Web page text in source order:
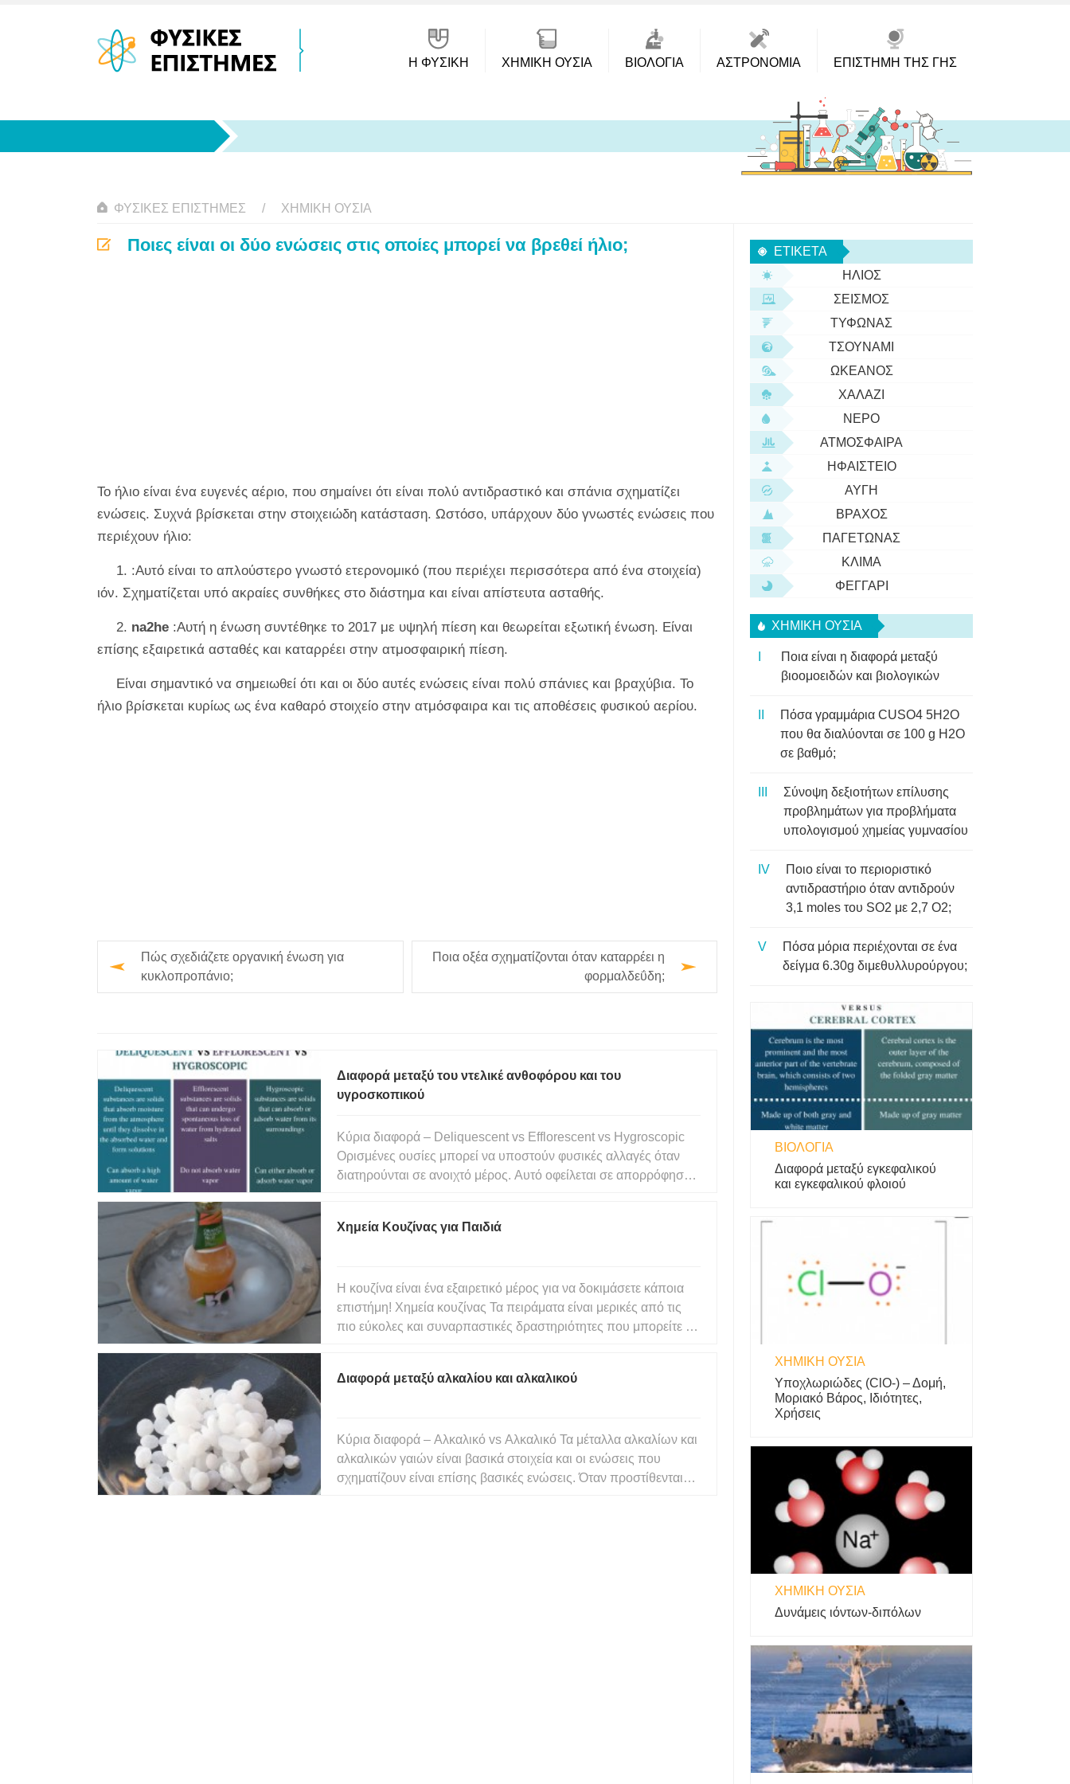
Η ΦΥΣΙΚΗ ΧΗΜΙΚΉ ΟΥΣΊΑ ΒΙΟΛΟΓΊΑ ΑΣΤΡΟΝΟΜΊΑ ΕΠΙΣΤΉΜΗ ΤΗΣ ΓΗΣ
ΦΥΣΙΚΈΣ ΕΠΙΣΤΉΜΕΣ ΧΗΜΙΚΉ ΟΥΣΊΑ
Ποιες είναι οι δύο ενώσεις στις οποίες μπορεί να βρεθεί ήλιο;
Το ήλιο είναι ένα ευγενές αέριο, που σημαίνει ότι είναι πολύ αντιδραστικό και σπάνια σχηματίζει
ενώσεις. Συχνά βρίσκεται στην στοιχειώδη κατάσταση. Ωστόσο, υπάρχουν δύο γνωστές ενώσεις που
περιέχουν ήλιο:
1. :Αυτό είναι το απλούστερο γνωστό ετερονομικό (που περιέχει περισσότερα από ένα στοιχεία)
ιόν. Σχηματίζεται υπό ακραίες συνθήκες στο διάστημα και είναι απίστευτα ασταθής.
2. na2he :Αυτή η ένωση συντέθηκε το 2017 με υψηλή πίεση και θεωρείται εξωτική ένωση. Είναι
επίσης εξαιρετικά ασταθές και καταρρέει στην ατμοσφαιρική πίεση.
Είναι σημαντικό να σημειωθεί ότι και οι δύο αυτές ενώσεις είναι πολύ σπάνιες και βραχύβια. Το
ήλιο βρίσκεται κυρίως ως ένα καθαρό στοιχείο στην ατμόσφαιρα και τις αποθέσεις φυσικού αερίου.
Πώς σχεδιάζετε οργανική ένωση για
κυκλοπροπάνιο;
Ποια οξέα σχηματίζονται όταν καταρρέει η
φορμαλδεΰδη;
Διαφορά μεταξύ του ντελικέ ανθοφόρου και του
υγροσκοπικού
Κύρια διαφορά – Deliquescent vs Efflorescent vs Hygroscopic
Ορισμένες ουσίες μπορεί να υποστούν φυσικές αλλαγές όταν
διατηρούνται σε ανοιχτό μέρος. Αυτό οφείλεται σε απορρόφηση
ανάλογα με την
Χημεία Κουζίνας για Παιδιά
Η κουζίνα είναι ένα εξαιρετικό μέρος για να δοκιμάσετε κάποια
επιστήμη! Χημεία κουζίνας Τα πειράματα είναι μερικές από τις
πιο εύκολες και συναρπαστικές δραστηριότητες που μπορείτε να
Διαφορά μεταξύ αλκαλίου και αλκαλικού
Κύρια διαφορά – Αλκαλικό vs Αλκαλικό Τα μέταλλα αλκαλίων και
αλκαλικών γαιών είναι βασικά στοιχεία και οι ενώσεις που
σχηματίζουν είναι επίσης βασικές ενώσεις. Όταν προστίθενται
ΕΤΙΚΈΤΑ
ΉΛΙΟΣ
ΣΕΙΣΜΌΣ
ΤΥΦΏΝΑΣ
ΤΣΟΥΝΆΜΙ
ΩΚΕΑΝΌΣ
ΧΑΛΆΖΙ
ΝΕΡΌ
ΑΤΜΌΣΦΑΙΡΑ
ΗΦΑΊΣΤΕΙΟ
ΑΥΓΉ
ΒΡΆΧΟΣ
ΠΑΓΕΤΏΝΑΣ
ΚΛΊΜΑ
ΦΕΓΓΆΡΙ
ΧΗΜΙΚΉ ΟΥΣΊΑ
Ποια είναι η διαφορά μεταξύ
βιοομοειδών και βιολογικών
Πόσα γραμμάρια CUSO4 5H2O
που θα διαλύονται σε 100 g H2O
σε βαθμό;
Σύνοψη δεξιοτήτων επίλυσης
προβλημάτων για προβλήματα
υπολογισμού χημείας γυμνασίου
Ποιο είναι το περιοριστικό
αντιδραστήριο όταν αντιδρούν
3,1 moles του SO2 με 2,7 O2;
Πόσα μόρια περιέχονται σε ένα
δείγμα 6.30g διμεθυλλυρούργου;
ΒΙΟΛΟΓΊΑ
Διαφορά μεταξύ εγκεφαλικού
και εγκεφαλικού φλοιού
ΧΗΜΙΚΉ ΟΥΣΊΑ
Υποχλωριώδες (ClO-) – Δομή,
Μοριακό Βάρος, Ιδιότητες,
Χρήσεις
ΧΗΜΙΚΉ ΟΥΣΊΑ
Δυνάμεις ιόντων-διπόλων